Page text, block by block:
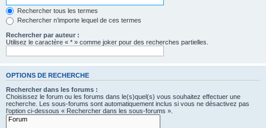
Rechercher tous les termes
Rechercher n’importe lequel de ces termes
Rechercher par auteur :
Utilisez le caractère « * » comme joker pour des recherches partielles.
OPTIONS DE RECHERCHE
Rechercher dans les forums :
Choisissez le forum ou les forums dans le(s)quel(s) vous souhaitez effectuer une
recherche. Les sous-forums sont automatiquement inclus si vous ne désactivez pas
l’option ci-dessous « Rechercher dans les sous-forums ».